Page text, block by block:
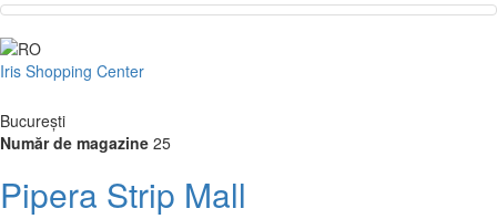
Iris Shopping Center
București
Număr de magazine 25
Pipera Strip Mall